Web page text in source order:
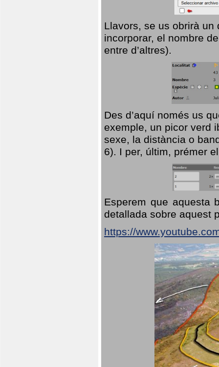
Llavors, se us obrirà
incorporar, el nombre
entre d’altres).
Des d’aquí només us
exemple, un picor verd
sexe, la distància o
6). I per, últim, prémer
Esperem que aquesta
detallada sobre aquest
https://